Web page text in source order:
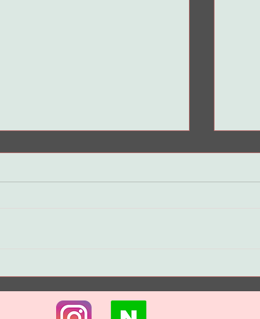
장미꽃 향기만 맡아도 집중력
생기고 기억력 좋아진다